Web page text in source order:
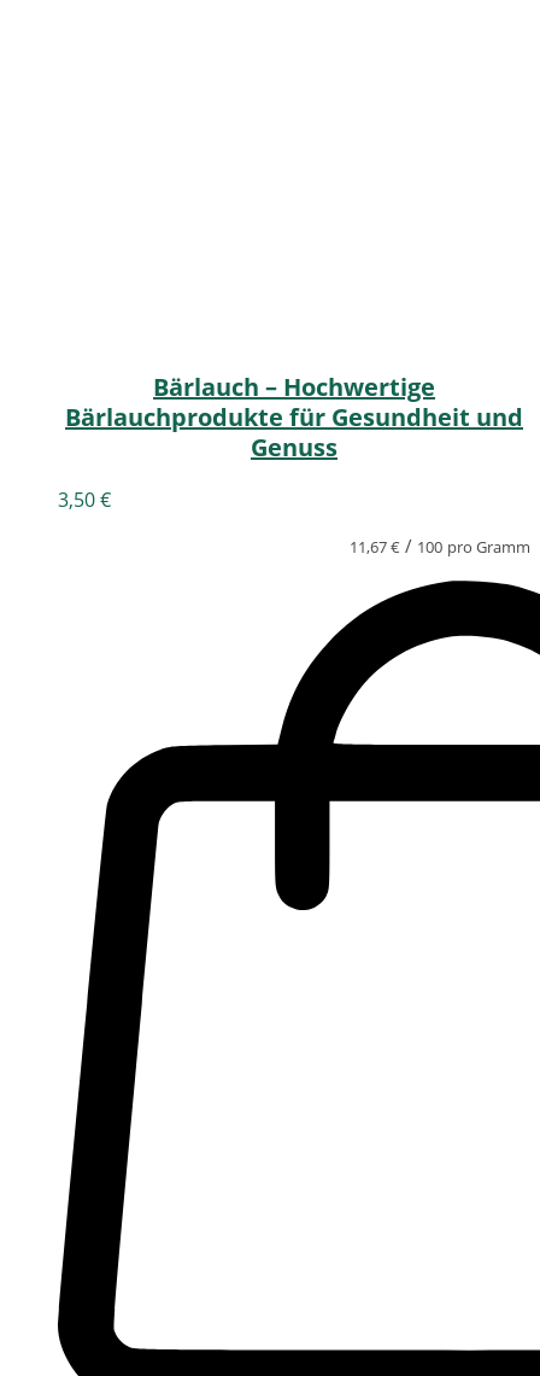
Bärlauch – Hochwertige
Bärlauchprodukte für Gesundheit und
Genuss
3,50€
11,67€ / 100 pro Gramm